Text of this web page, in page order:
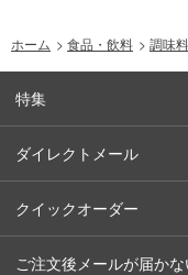
ホーム > 食品・飲料 > 調味料
特集
ダイレクトメール
クイックオーダー
ご注文後メールが届か